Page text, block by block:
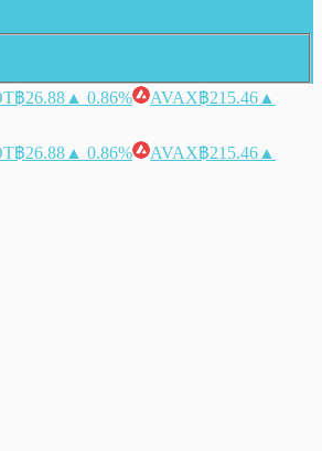
฿26.88 ▲ 0.86% AVAX฿215.46 ▲
฿26.88 ▲ 0.86% AVAX฿215.46 ▲